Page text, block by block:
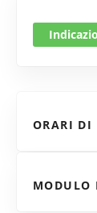
ORARI DI
MODULO